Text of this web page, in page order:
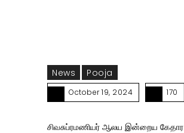
News Pooja
October 19, 2024 170
சிவசுப்ரமணியர் ஆலய இன்றைய கேதார